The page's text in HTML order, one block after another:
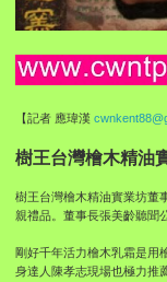
【記者 應瑋漢
樹王台灣檜木精油
樹王台灣檜木精油實業坊董
親禮品。董事長張美齡聽聞
剛好千年活力檜木乳霜是用
身達人陳孝志現場也極力推